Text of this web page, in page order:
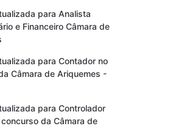
para Analista
e Financeiro Câmara de
para Contador no
Câmara de Ariquemes -
para Controlador
da Câmara de